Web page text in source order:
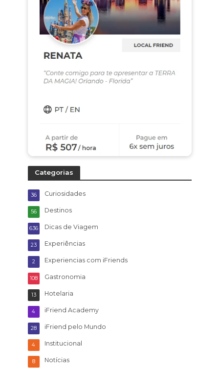
Categorias
Curiosidades
36
Destinos
56
Dicas de Viagem
636
Experiências
23
Experiencias com iFriends
2
Gastronomia
108
Hotelaria
13
iFriend Academy
4
iFriend pelo Mundo
28
Institucional
4
Notícias
8